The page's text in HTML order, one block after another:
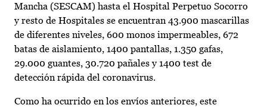
Mancha (SESCAM) hasta el Hospital Perpetuo Socorro
y resto de Hospitales se encuentran 43.900 mascarillas
de diferentes niveles, 600 monos impermeables, 672
batas de aislamiento, 1400 pantallas, 1.350 gafas,
29.000 guantes, 30.720 pañales y 1400 test de
detección rápida del coronavirus.
Como ha ocurrido en los envíos anteriores, este